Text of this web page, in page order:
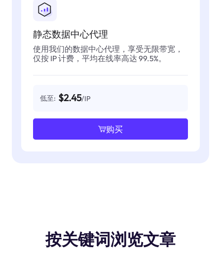
静态数据中心代理
使用我们的数据中心代理，享受无限带宽，
仅按 IP 计费，平均在线率高达 99.5%。
低至: $2.45/IP
购买
按关键词浏览文章